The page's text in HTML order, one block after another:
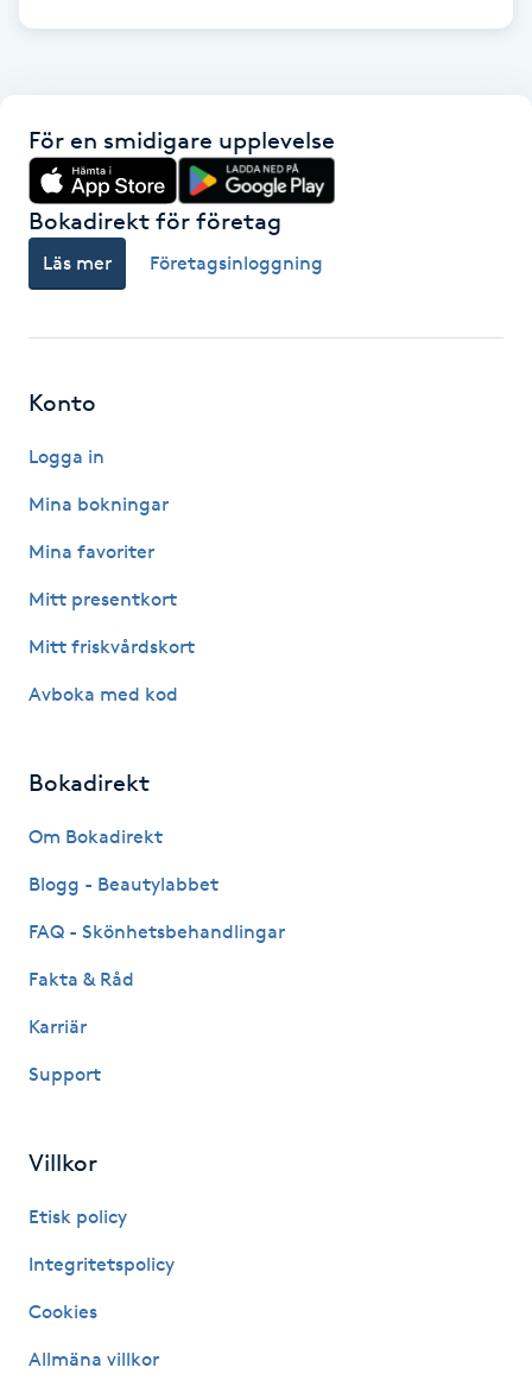
K
Katun fransar
Kemisk peeling
Keratinbehandling
Kinesisk medicin
Klangmassage
Klippning
Kosmetisk tatuering
Kroppspeeling
Kärlbehandling
Laserbehandling
För en smidigare upplevelse
Bokadirekt för företag
Läs mer Företagsinloggning
Konto
Logga in
Mina bokningar
Mina favoriter
Mitt presentkort
Mitt friskvårdskort
Avboka med kod
Bokadirekt
Om Bokadirekt
Blogg - Beautylabbet
FAQ - Skönhetsbehandlingar
Fakta & Råd
Karriär
Support
Villkor
Etisk policy
Integritetspolicy
Cookies
Allmäna villkor